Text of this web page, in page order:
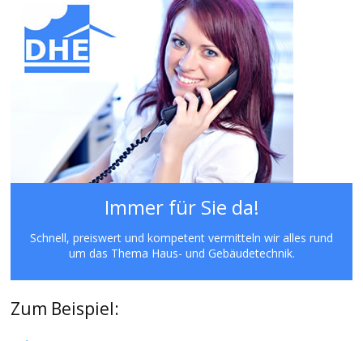
Immer für Sie da!
Schnell, preiswert und kompetent vermitteln wir alles rund
um das Thema Haus- und Gebäudetechnik.
Zum Beispiel: